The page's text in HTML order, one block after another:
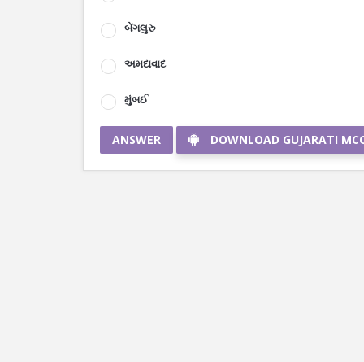
બેંગલુરુ
અમદાવાદ
મુંબઈ
ANSWER DOWNLOAD GUJARATI